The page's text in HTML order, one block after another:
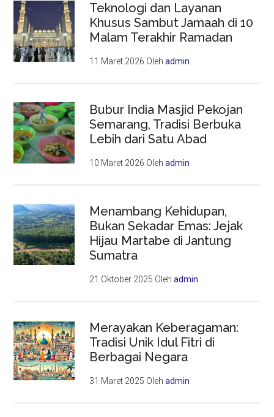
Teknologi dan Layanan
Khusus Sambut Jamaah di 10
Malam Terakhir Ramadan
11 Maret 2026 Olehadmin
Bubur India Masjid Pekojan
Semarang, Tradisi Berbuka
Lebih dari Satu Abad
10 Maret 2026 Olehadmin
Menambang Kehidupan,
Bukan Sekadar Emas: Jejak
Hijau Martabe di Jantung
Sumatra
21 Oktober 2025 Olehadmin
Merayakan Keberagaman:
Tradisi Unik Idul Fitri di
Berbagai Negara
31 Maret 2025 Olehadmin